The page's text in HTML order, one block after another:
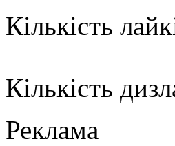
Кількість
Кількість
Реклама